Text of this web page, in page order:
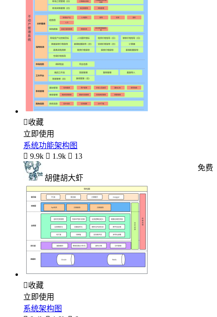
收藏
立即使用
系统功能架构图
 9.9k  1.9k  13
胡健胡大虾
免费
收藏
立即使用
系统架构图